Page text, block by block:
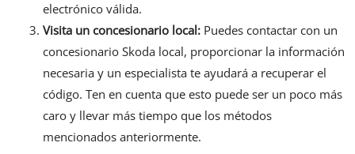
electrónico válida.
Visita un concesionario local:Puedes contactar con un
concesionario Skoda local, proporcionar la información
necesaria y un especialista te ayudará a recuperar el
código. Ten en cuenta que esto puede ser un poco más
caro y llevar más tiempo que los métodos
mencionados anteriormente.